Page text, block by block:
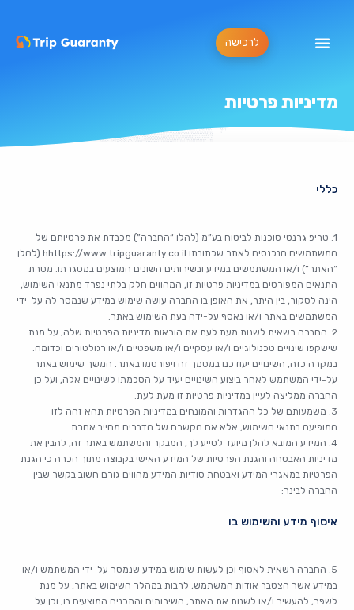
לרכישה
מדיניות פרטיות
כללי
1. טריפ גרנטי סוכנות לביטוח בע”מ (להלן “החברה”) מכבדת את פרטיותם של
המשתמשים הנכנסים לאתר שכתובתו hhttps://www.tripguaranty.co.il (להלן
“האתר”) ו/או המשתמשים במידע ובשירותים השונים המוצעים במסגרתו. מטרת
התנאים המפורטים במדיניות פרטיות זו, המהווים חלק בלתי נפרד מתנאי השימוש,
הינה לסקור, בין היתר, את האופן בו החברה עושה שימוש במידע שנמסר לה על-ידי
המשתמשים באתר ו/או נאסף על-ידה בעת השימוש באתר.
2. החברה רשאית לשנות מעת לעת את הוראות מדיניות הפרטיות שלה, על מנת
שישקפו שינויים טכנולוגיים ו/או עסקיים ו/או משפטיים ו/או רגולטורים וכדומה.
במקרה כזה, השינויים יעודכנו במסמך זה ויפורסמו באתר. המשך שימוש באתר
על-ידי המשתמש לאחר ביצוע השינויים יעיד על הסכמתו לשינויים אלה, ועל כן
החברה ממליצה לעיין במדיניות פרטיות זו מעת לעת.
3. משמעותם של כל ההגדרות והמונחים במדיניות הפרטיות תהא זהה לזו
המופיעה בתנאי השימוש, אלא אם הקשרם של הדברים מחייב אחרת.
4. המידע המובא להלן מיועד לסייע לך, המבקר והמשתמש באתר זה, להבין את
מדיניות האבטחה והגנת הפרטיות של המידע האישי בקבוצה מתוך הכרה כי הגנת
הפרטיות במאגרי המידע ואבטחת סודיות המידע מהווים גורם חשוב בקשר שבין
החברה לבינך:
איסוף מידע והשימוש בו
5. החברה רשאית לאסוף וכן לעשות שימוש במידע שנמסר על-ידי המשתמש ו/או
במידע אשר הצטבר אודות המשתמש, לרבות במהלך השימוש באתר, על מנת
לשפר, להעשיר ו/או לשנות את האתר, השירותים והתכנים המוצעים בו, וכן על